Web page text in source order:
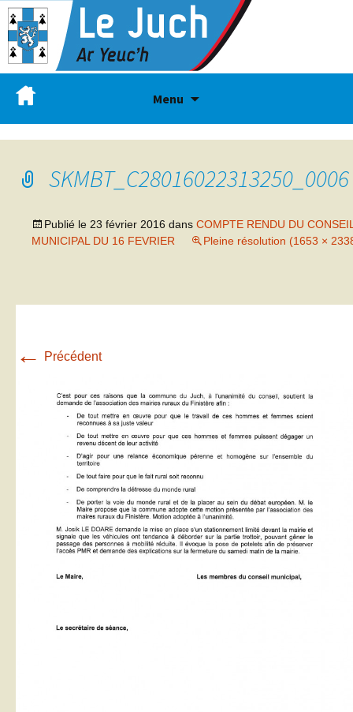
Menu
SKMBT_C28016022313250_0006
Publié le 23 février 2016 dans COMPTE RENDU DU
MUNICIPAL DU 16 FEVRIER
Pleine résolution (1653 ×
← Précédent